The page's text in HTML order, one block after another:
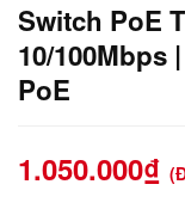
Switch PoE
10/100Mbps
PoE
1.050.000₫